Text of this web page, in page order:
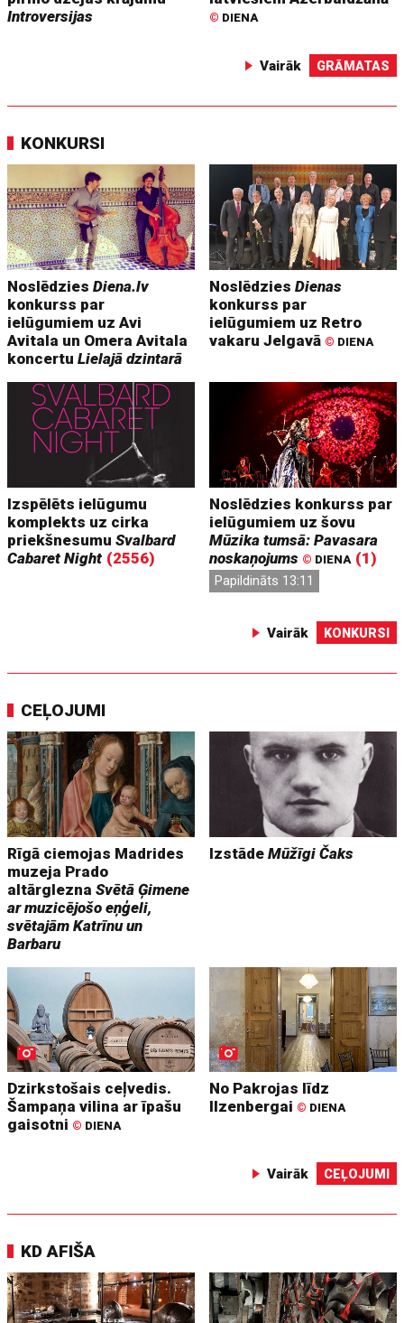
Introversijas
© DIENA
Vairāk GRĀMATAS
KONKURSI
NoslēdziesDiena.lv
konkurss par
ielūgumiem uz Avi
Avitala un Omera Avitala
koncertuLielajā dzintarā
NoslēdziesDienas
konkurss par
ielūgumiem uz Retro
vakaru Jelgavā © DIENA
Izspēlēts ielūgumu
komplekts uz cirka
priekšnesumuSvalbard
Cabaret Night (2556)
Noslēdzies konkurss par
ielūgumiem uz šovu
Mūzika tumsā: Pavasara
noskaņojums © DIENA (1)
Papildināts 13:11
Vairāk KONKURSI
CEĻOJUMI
Rīgā ciemojas Madrides
muzeja Prado
altārgleznaSvētā Ģimene
ar muzicējošo eņģeli,
svētajām Katrīnu un
Barbaru
IzstādeMūžīgi Čaks
Dzirkstošais ceļvedis.
Šampaņa vilina ar īpašu
gaisotni © DIENA
No Pakrojas līdz
Ilzenbergai © DIENA
Vairāk CEĻOJUMI
KD AFIŠA